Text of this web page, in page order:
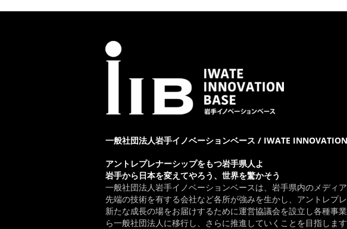
一般社団法人岩手イノベーションベース / IWATE
アントレプレナーシップをもつ岩手県人よ
岩手から日本を変えてやろう、世界を驚かそう
一般社団法人岩手イノベーションベースは、岩手県内のメディ
先端の技術を有する会社など各所が強みを生かし、アントレプ
新たな成長の場をお届けするために運営協議会を設立し各種事
ら一般社団法人に移行し、さらに推進していくことを目指します